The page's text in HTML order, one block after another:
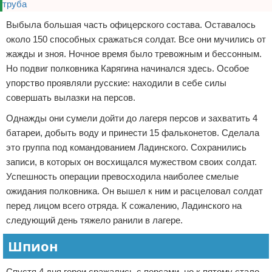
Выбыла большая часть офицерского состава. Оставалось
около 150 способных сражаться солдат. Все они мучились от
жажды и зноя. Ночное время было тревожным и бессонным.
Но подвиг полковника Карягина начинался здесь. Особое
упорство проявляли русские: находили в себе силы
совершать вылазки на персов.
Однажды они сумели дойти до лагеря персов и захватить 4
батареи, добыть воду и принести 15 фальконетов. Сделала
это группа под командованием Ладинского. Сохранились
записи, в которых он восхищался мужеством своих солдат.
Успешность операции превосходила наиболее смелые
ожидания полковника. Он вышел к ним и расцеловал солдат
перед лицом всего отряда. К сожалению, Ладинского на
следующий день тяжело ранили в лагере.
Шпион